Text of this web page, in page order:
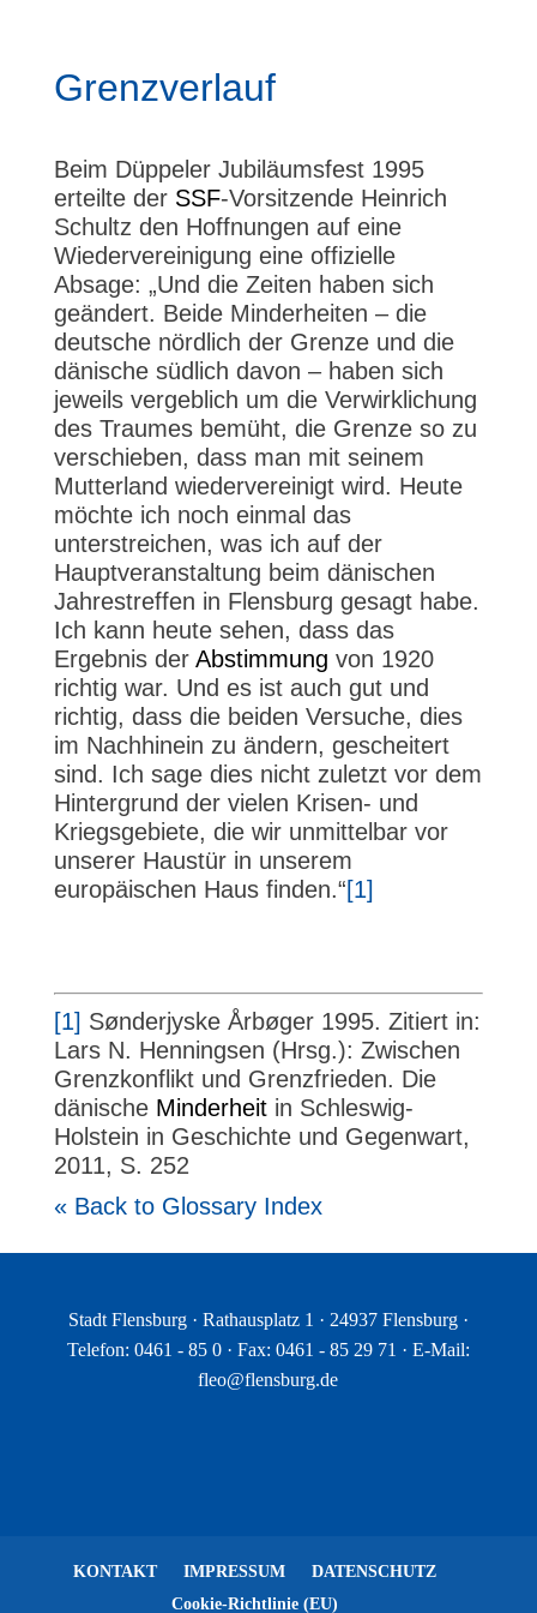
Grenzverlauf
Beim Düppeler Jubiläumsfest 1995
erteilte der SSF-Vorsitzende Heinrich
Schultz den Hoffnungen auf eine
Wiedervereinigung eine offizielle
Absage: „Und die Zeiten haben sich
geändert. Beide Minderheiten – die
deutsche nördlich der Grenze und die
dänische südlich davon – haben sich
jeweils vergeblich um die Verwirklichung
des Traumes bemüht, die Grenze so zu
verschieben, dass man mit seinem
Mutterland wiedervereinigt wird. Heute
möchte ich noch einmal das
unterstreichen, was ich auf der
Hauptveranstaltung beim dänischen
Jahrestreffen in Flensburg gesagt habe.
Ich kann heute sehen, dass das
Ergebnis der Abstimmung von 1920
richtig war. Und es ist auch gut und
richtig, dass die beiden Versuche, dies
im Nachhinein zu ändern, gescheitert
sind. Ich sage dies nicht zuletzt vor dem
Hintergrund der vielen Krisen- und
Kriegsgebiete, die wir unmittelbar vor
unserer Haustür in unserem
europäischen Haus finden.“[1]
[1] Sønderjyske Årbøger 1995. Zitiert in:
Lars N. Henningsen (Hrsg.): Zwischen
Grenzkonflikt und Grenzfrieden. Die
dänische Minderheitin Schleswig-
Holstein in Geschichte und Gegenwart,
2011, S. 252
« Back to Glossary Index
Stadt Flensburg · Rathausplatz 1 · 24937 Flensburg ·
Telefon: 0461 - 85 0 · Fax: 0461 - 85 29 71 · E-Mail:
fleo@flensburg.de
KONTAKT IMPRESSUM
DATENSCHUTZ
Cookie-Richtlinie (EU)